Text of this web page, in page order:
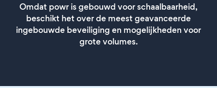
Omdat powr is gebouwd voor schaalbaarheid,
beschikt het over de meest geavanceerde
ingebouwde beveiliging en mogelijkheden voor
grote volumes.